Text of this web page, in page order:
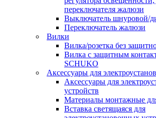
переключателя жалюзи
Выключатель шнуровой/
Переключатель жалюзи
Вилки
Вилка/розетка без
Вилка с защитным
SCHUKO
Аксессуары для
Аксессуары для
устройств
Материалы монтажные
Вставка светящаяся для